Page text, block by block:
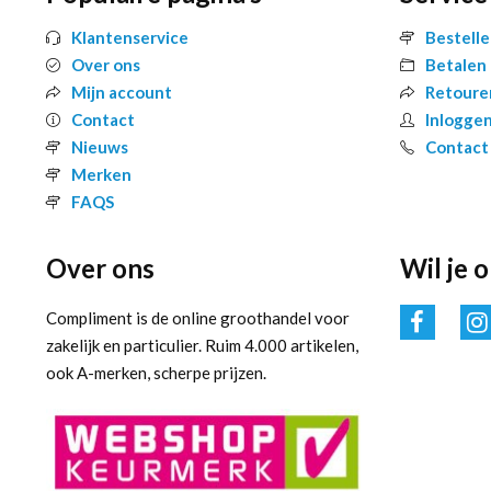
Klantenservice
Over ons
Mijn account
Contact
Nieuws
Merken
FAQS
Betalen
Contact
Over ons
Compliment is de online groothandel voor
zakelijk en particulier. Ruim 4.000 artikelen,
ook A-merken, scherpe prijzen.
Wil je